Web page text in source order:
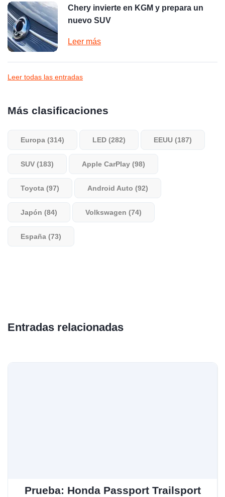
Chery invierte en KGM y prepara un
nuevo SUV
Leer más
Leer todas las entradas
Más clasificaciones
Europa (314) LED (282) EEUU (187)
SUV (183) Apple CarPlay (98)
Toyota (97) Android Auto (92)
Japón (84) Volkswagen (74)
España (73)
Entradas relacionadas
Prueba: Honda Passport Trailsport